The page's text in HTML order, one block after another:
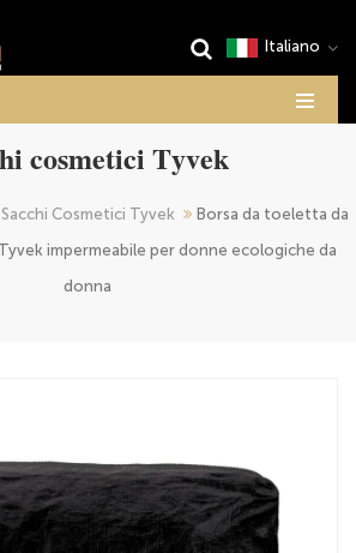
Italiano
cosmetici Tyvek
Sacchi Cosmetici Tyvek
Borsa da toeletta da
impermeabile per donne ecologiche da
donna